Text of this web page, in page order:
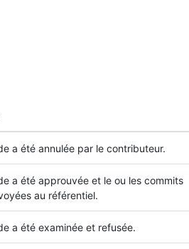
a été annulée par le contributeur.
a été approuvée et le ou les commits
au référentiel.
a été examinée et refusée.